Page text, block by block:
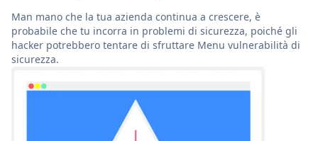
Man mano che la tua azienda continua a crescere, è
probabile che tu incorra in problemi di sicurezza, poiché gli
hacker potrebbero tentare di sfruttare Menu vulnerabilità di
sicurezza.